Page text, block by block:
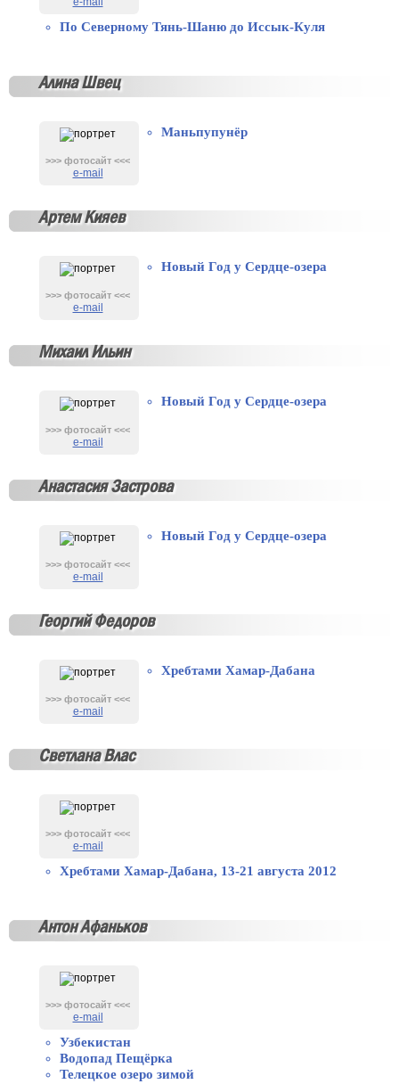
По Северному Тянь-Шаню до Иссык-Куля
Алина Швец
>>> фотосайт <<<
e-mail
Маньпупунёр
Артем Кияев
>>> фотосайт <<<
e-mail
Новый Год у Сердце-озера
Михаил Ильин
>>> фотосайт <<<
e-mail
Новый Год у Сердце-озера
Анастасия Застрова
>>> фотосайт <<<
e-mail
Новый Год у Сердце-озера
Георгий Федоров
>>> фотосайт <<<
e-mail
Хребтами Хамар-Дабана
Светлана Влас
>>> фотосайт <<<
e-mail
Хребтами Хамар-Дабана, 13-21 августа 2012
Антон Афаньков
>>> фотосайт <<<
e-mail
Узбекистан
Водопад Пещёрка
Телецкое озеро зимой